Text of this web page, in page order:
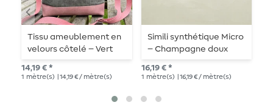
Tissu ameublement en
velours côtelé – Vert
sapin
14,19 € *
1 mètre(s) | 14,19 € / mètre(s)
Simili synthétique Micro
– Champagne doux
16,19 € *
1 mètre(s) | 16,19 € / mètre(s)